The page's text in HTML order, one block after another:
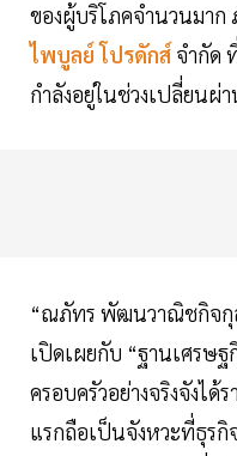
ของผู้บริโภคจำนวนมาก
ไพบูลย์ โปรดักส์ จำกัด
กำลังอยู่ในช่วงเปลี่ยน
“ณภัทร พัฒนวาณิชกิจกุล
เปิดเผยกับ “ฐานเศรษฐ
ครอบครัวอย่างจริงจังได้
แรกถือเป็นจังหวะที่ธุรกิ